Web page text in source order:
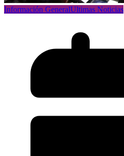
Información GeneralUltimas Noticias